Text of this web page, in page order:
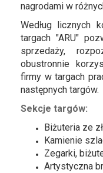
nagrodami w
Według licznych
targach "ARU"
sprzedaży,
obustronnie
firmy w targach
następnych targów.
Sekcje targów:
Biżuteria ze
Kamienie
Zegarki,
Artystyczna